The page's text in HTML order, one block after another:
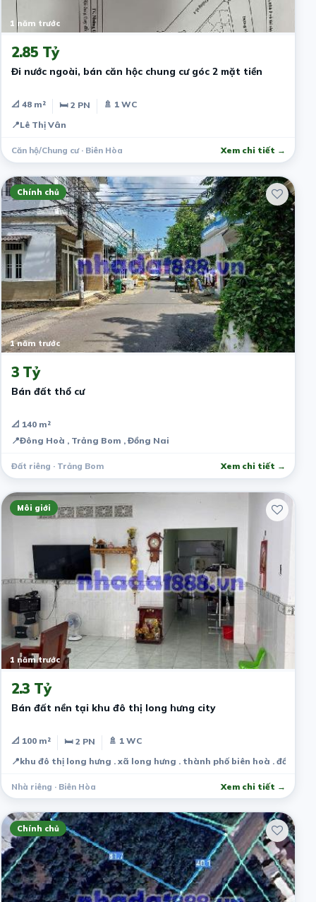
1 năm trước
2.85 Tỷ
Đi nước ngoài, bán căn hộc chung cư góc 2 mặt tiền
📐 48 m² 🛏 2 PN
🚿 1 WC
📍Lê Thị Vân
Căn hộ/Chung cư · Biên Hòa Xem chi tiết →
Chính chủ
1 năm trước
3 Tỷ
Bán đất thổ cư
📐 140 m²
📍Đông Hoà , Trảng Bom , Đồng Nai
Đất riêng · Trảng Bom Xem chi tiết →
Môi giới
1 năm trước
2.3 Tỷ
Bán đất nền tại khu đô thị long hưng city
📐 100 m² 🛏 2 PN
🚿 1 WC
📍khu đô thị long hưng . xã long hưng . thành phố biên hoà . đồng nai
Nhà riêng · Biên Hòa Xem chi tiết →
Chính chủ